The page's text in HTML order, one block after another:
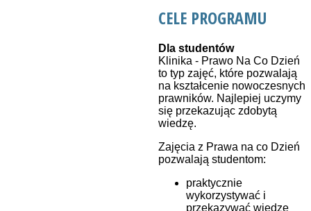
CELE PROGRAMU
Dla studentów
Klinika - Prawo Na Co Dzień
to typ zajęć, które pozwalają
na kształcenie nowoczesnych
prawników. Najlepiej uczymy
się przekazując zdobytą
wiedzę.
Zajęcia z Prawa na co Dzień
pozwalają studentom:
praktycznie
wykorzystywać i
przekazywać wiedzę